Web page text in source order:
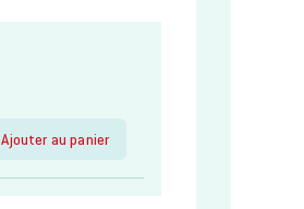
Ajouter au panier